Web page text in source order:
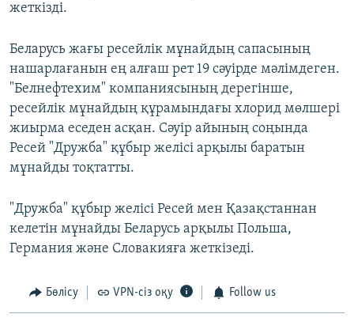
жеткізді.
Беларусь жағы ресейлік мұнайдың сапасының
нашарлағанын ең алғаш рет 19 сәуірде мәлімдеген.
"Белнефтехим" компаниясының дерегінше,
ресейлік мұнайдың құрамындағы хлорид мөлшері
жиырма еседен асқан. Сәуір айының соңында
Ресей "Дружба" құбыр желісі арқылы баратын
мұнайды тоқтатты.
"Дружба" құбыр желісі Ресей мен Қазақстаннан
келетін мұнайды Беларусь арқылы Польша,
Германия және Словакияға жеткізеді.
Бөлісу VPN-сіз оқу Follow us